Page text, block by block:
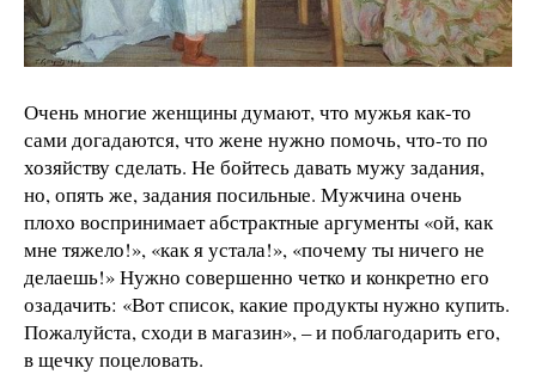
Очень многие женщины думают, что мужья как-то
сами догадаются, что жене нужно помочь, что-то по
хозяйству сделать. Не бойтесь давать мужу задания,
но, опять же, задания посильные. Мужчина очень
плохо воспринимает абстрактные аргументы «ой, как
мне тяжело!», «как я устала!», «почему ты ничего не
делаешь!» Нужно совершенно четко и конкретно его
озадачить: «Вот список, какие продукты нужно купить.
Пожалуйста, сходи в магазин», – и поблагодарить его,
в щечку поцеловать.